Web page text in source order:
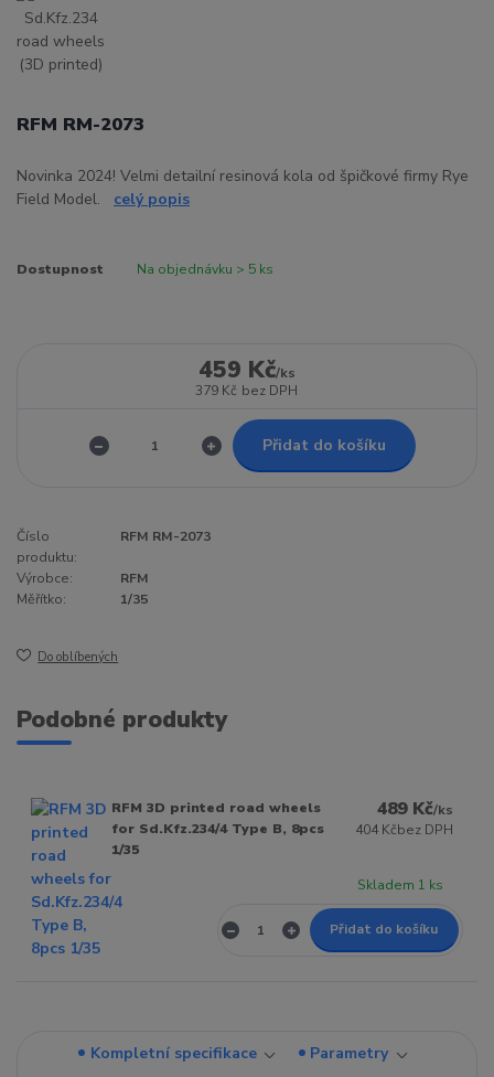
RFM RM-2073
Novinka 2024! Velmi detailní resinová kola od špičkové firmy Rye
Field Model. celý popis
Dostupnost Na objednávku > 5 ks
459 Kč/ks
379 Kč bez DPH
Přidat do košíku
Číslo
produktu:
RFM RM-2073
Výrobce:
RFM
Měřítko:
1/35
Do oblíbených
Podobné produkty
RFM 3D printed road wheels
for Sd.Kfz.234/4 Type B, 8pcs
1/35
489 Kč/ks
404 Kčbez DPH
Skladem 1 ks
Přidat do košíku
Kompletní specifikace
Parametry